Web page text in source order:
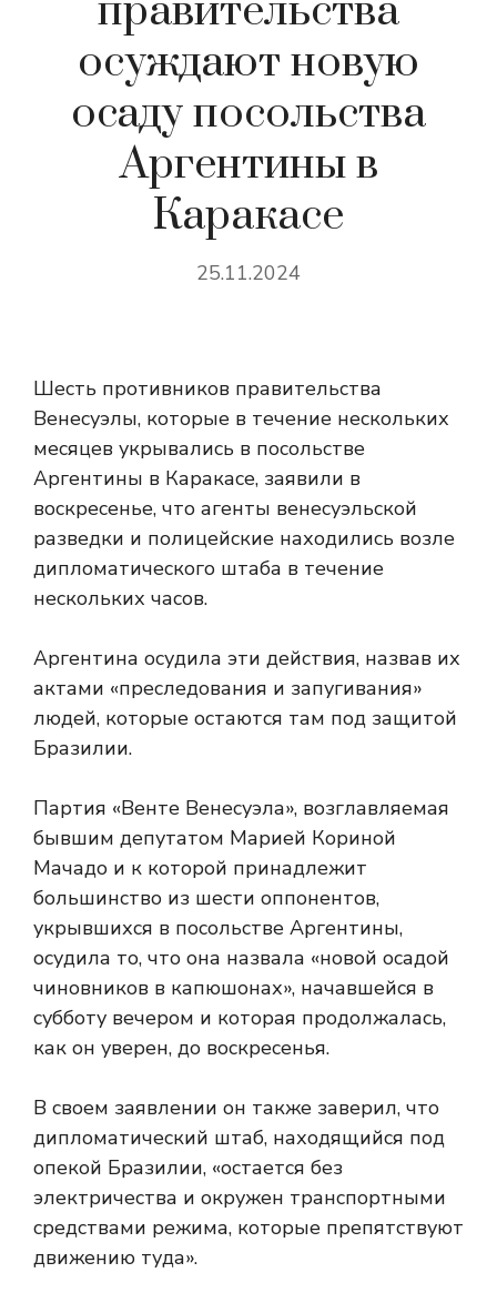
правительства
осуждают новую
осаду посольства
Аргентины в
Каракасе
25.11.2024
Шесть противников правительства
Венесуэлы, которые в течение нескольких
месяцев укрывались в посольстве
Аргентины в Каракасе, заявили в
воскресенье, что агенты венесуэльской
разведки и полицейские находились возле
дипломатического штаба в течение
нескольких часов.
Аргентина осудила эти действия, назвав их
актами «преследования и запугивания»
людей, которые остаются там под защитой
Бразилии.
Партия «Венте Венесуэла», возглавляемая
бывшим депутатом Марией Кориной
Мачадо и к которой принадлежит
большинство из шести оппонентов,
укрывшихся в посольстве Аргентины,
осудила то, что она назвала «новой осадой
чиновников в капюшонах», начавшейся в
субботу вечером и которая продолжалась,
как он уверен, до воскресенья.
В своем заявлении он также заверил, что
дипломатический штаб, находящийся под
опекой Бразилии, «остается без
электричества и окружен транспортными
средствами режима, которые препятствуют
движению туда».